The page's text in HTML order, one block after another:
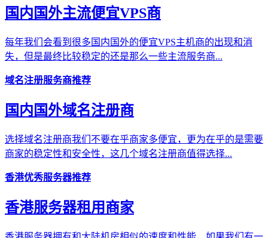
国内国外主流便宜VPS商
每年我们会看到很多国内国外的便宜VPS主机商的出现和消
失，但是最终比较稳定的还是那么一些主流服务商...
域名注册服务商推荐
国内国外域名注册商
选择域名注册商我们不要在乎商家多便宜，更为在乎的是需要
商家的稳定性和安全性，这几个域名注册商值得选择...
香港优秀服务器推荐
香港服务器租用商家